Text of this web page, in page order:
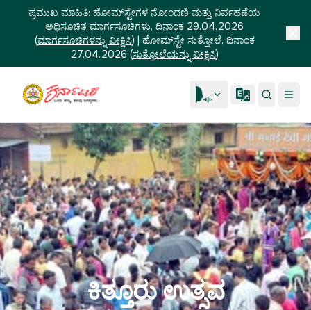
ಪ್ರಮುಖ ಮಾಹಿತಿ: ಹೋಮ್‌ಸ್ಟೇಗಳ ನೋಂದಣಿ ಮತ್ತು ನಿರ್ವಹಣೆಯ
ಅಧಿಸೂಚಿತ ಮಾರ್ಗಸೂಚಿಗಳು, ದಿನಾಂಕ 29.04.2026
(ಮಾರ್ಗಸೂಚಿಗಳನ್ನು ವೀಕ್ಷಿಸಿ) | ಹೋಮ್‌ಸ್ಟೇ ಸುತ್ತೋಲೆ, ದಿನಾಂಕ
27.04.2026 (ಸುತ್ತೋಲೆಯನ್ನು ವೀಕ್ಷಿಸಿ)
ಕಿತ್ತೂರು ಉತ್ಸವ